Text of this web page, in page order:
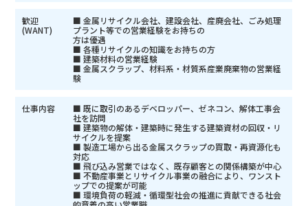
歓迎
(WANT)
■ 金属リサイクル会社、建設会社、産廃会社、ごみ処理
プラント等での営業経験をお持ちの
方は優遇
■ 各種リサイクルの知識をお持ちの方
■ 建築材料の営業経験
■ 金属スクラップ、材料系・材質系産業廃棄物の営業経
験
仕事内容
■ 既に取引のあるデベロッパー、ゼネコン、解体工事会
社を訪問
■ 建築物の解体・建築時に発生する建築資材の回収・リ
サイクルを提案
■ 製造工場から出る金属スクラップの買取・再資源化も
対応
■ 飛び込み営業ではなく、既存顧客との関係構築が中心
■ 不動産事業とリサイクル事業の融合により、ワンスト
ップでの提案が可能
■ 環境負荷の軽減・循環型社会の推進に貢献できる社会